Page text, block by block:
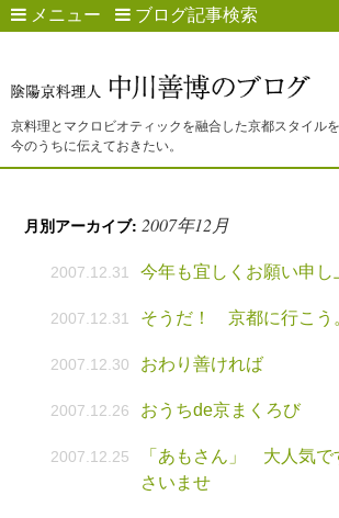
メニュー ブログ記事検索
京料理とマクロビオティックを融合した京都スタイルを
今のうちに伝えておきたい。
月別アーカイブ:2007年12月
2007.12.31 今年も宜しくお願い申し
2007.12.31 そうだ！ 京都に行こう
2007.12.30 おわり善ければ
2007.12.26 おうちde京まくろび
2007.12.25
「あもさん」 大人気で
さいませ